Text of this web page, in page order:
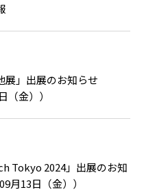
展」出展のお知らせ
（金））
Tokyo 2024」出展のお知
月13日（金））